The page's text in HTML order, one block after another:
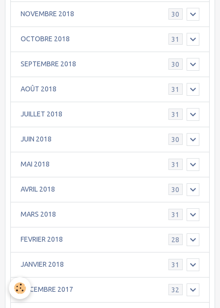
NOVEMBRE 2018 30
OCTOBRE 2018 31
SEPTEMBRE 2018 30
AOÛT 2018 31
JUILLET 2018 31
JUIN 2018 30
MAI 2018 31
AVRIL 2018 30
MARS 2018 31
FEVRIER 2018 28
JANVIER 2018 31
DÉCEMBRE 2017 32